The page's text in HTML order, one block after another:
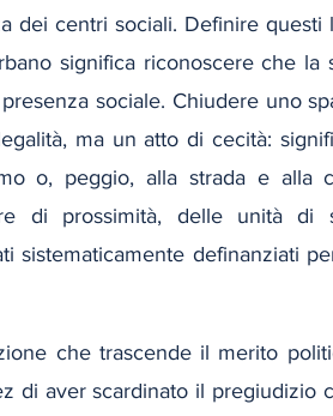
dei centri sociali. Definire
significa riconoscere che la
sociale. Chiudere uno
ma un atto di cecità:
o, peggio, alla strada e alla
di prossimità, delle unità di
sistematicamente definanziati
che trascende il merito
di aver scardinato il pregiudizio